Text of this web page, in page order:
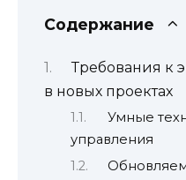
Содержание
Требования к
в новых проектах
Умные
управления